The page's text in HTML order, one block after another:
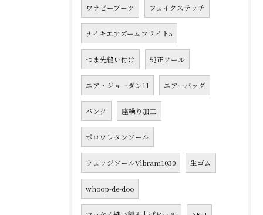
ワラビーブーツ フェイクステッチ
ナイキエアズームフライト5
つま先縫い付け 純正ソール
エア・ジョーダン11 エアーバッグ
パンク 座繰り加工
ポロウレタンソール
ウェッジソールVibram1030 生ゴム
whoop-de-doo